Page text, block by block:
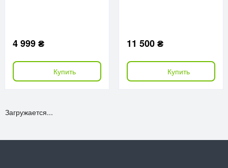
4 999 ₴
Купить
11 500 ₴
Купить
Загружается...